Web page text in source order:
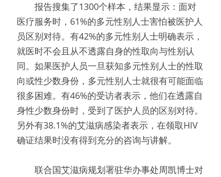
报告搜集了1300个样本，结果显示：面对
医疗服务时，61%的多元性别人士害怕被医护人
员区别对待。有42%的多元性别人士明确表示，
就医时不会且从不透露自身的性取向与性别认
同。如果医护人员一旦获知多元性别人士的性取
向或性少数身份，多元性别人士就很有可能面临
很多困难。有46%的受访者表示，他们在透露自
身性少数身份时，受到了医护人员的区别对待。
另外有38.1%的艾滋病感染者表示，在领取HIV
确证结果时没有得到充分的咨询与讲解。
联合国艾滋病规划署驻华办事处周凯博士对